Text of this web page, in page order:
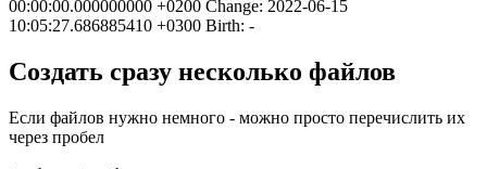
00:00:00.000000000 +0200 Change: 2022-06-15
10:05:27.686885410 +0300 Birth: -
Создать сразу несколько файлов
Если файлов нужно немного - можно просто перечислить их
через пробел